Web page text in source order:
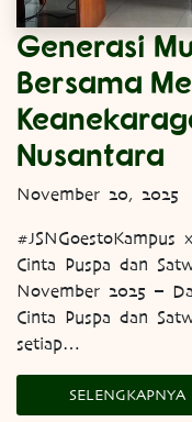
Generasi
Bersama
Nusantara
November 20, 2025
Cinta Puspa dan
November 2025 –
Cinta Puspa dan
setiap…
SELENGKAPNYA